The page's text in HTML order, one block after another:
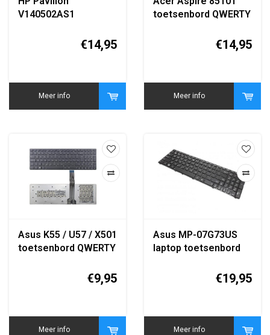
V140502AS1
€14,95
Meer info
toetsenbord QWERTY
€14,95
Meer info
Asus K55 / U57 / X501
toetsenbord QWERTY
€9,95
Meer info
Asus MP-07G73US
laptop toetsenbord
€19,95
Meer info